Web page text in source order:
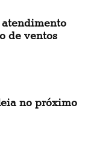
de ventos
no próximo